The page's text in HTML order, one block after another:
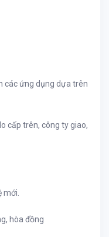
các ứng dụng dựa trên
cấp trên, công ty giao,
mới.
hòa đồng